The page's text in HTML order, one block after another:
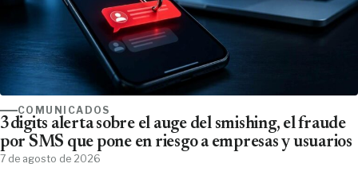
COMUNICADOS
3digits alerta sobre el auge del smishing, el fraude
por SMS que pone en riesgo a empresas y usuarios
7 de agosto de 2026